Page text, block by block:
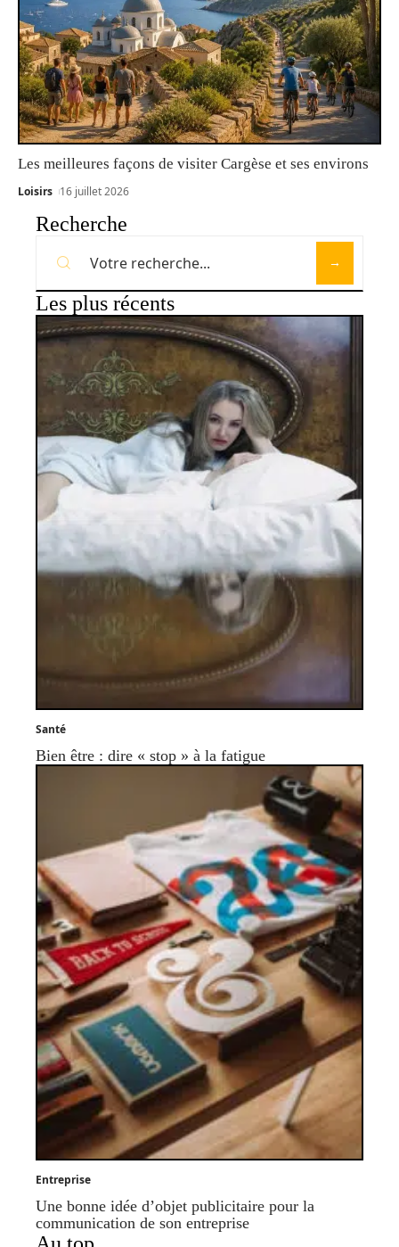
Les meilleures façons de visiter Cargèse et ses environs
Loisirs 16 juillet 2026
Recherche
Les plus récents
Santé
Bien être : dire « stop » à la fatigue
Entreprise
Une bonne idée d’objet publicitaire pour la
communication de son entreprise